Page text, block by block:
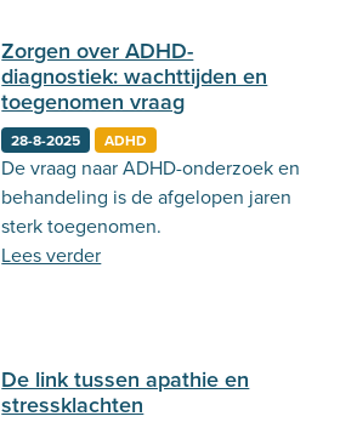
Zorgen over ADHD-
diagnostiek: wachttijden en
toegenomen vraag
28-8-2025 ADHD
De vraag naar ADHD-onderzoek en
behandeling is de afgelopen jaren
sterk toegenomen.
Lees verder
De link tussen apathie en
stressklachten